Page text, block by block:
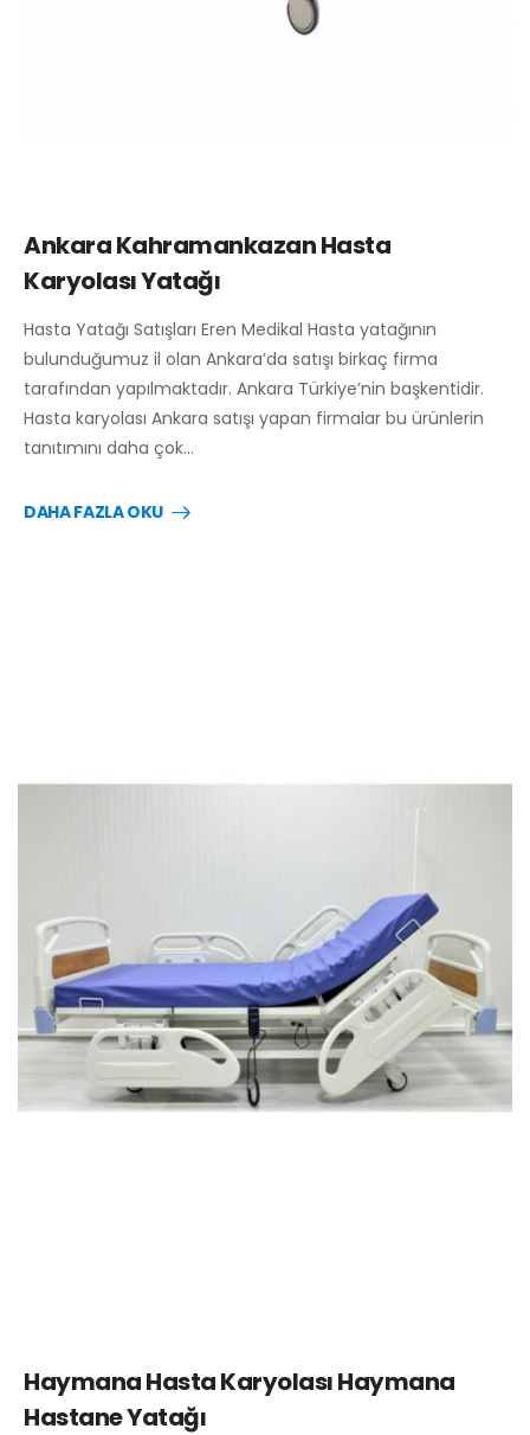
Ankara Kahramankazan Hasta
Karyolası Yatağı
Hasta Yatağı Satışları Eren Medikal Hasta yatağının
bulunduğumuz il olan Ankara’da satışı birkaç firma
tarafından yapılmaktadır. Ankara Türkiye’nin başkentidir.
Hasta karyolası Ankara satışı yapan firmalar bu ürünlerin
tanıtımını daha çok…
DAHA FAZLA OKU
Haymana Hasta Karyolası Haymana
Hastane Yatağı